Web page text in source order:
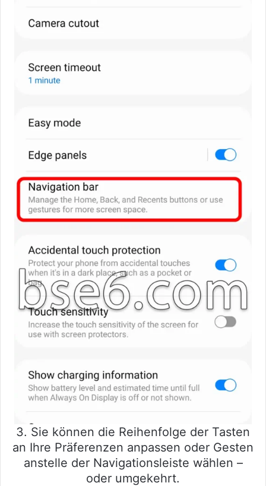
3. Sie können die Reihenfolge der Tasten
an Ihre Präferenzen anpassen oder Gesten
anstelle der Navigationsleiste wählen –
oder umgekehrt.